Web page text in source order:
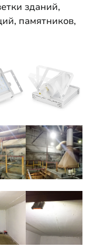
зданий,
памятников,